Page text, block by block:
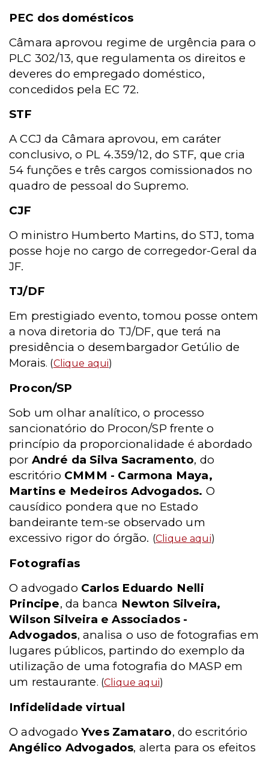
PEC dos domésticos
Câmara aprovou regime de urgência para o
PLC 302/13, que regulamenta os direitos e
deveres do empregado doméstico,
concedidos pela EC 72.
STF
A CCJ da Câmara aprovou, em caráter
conclusivo, o PL 4.359/12, do STF, que cria
54 funções e três cargos comissionados no
quadro de pessoal do Supremo.
CJF
O ministro Humberto Martins, do STJ, toma
posse hoje no cargo de corregedor-Geral da
JF.
TJ/DF
Em prestigiado evento, tomou posse ontem
a nova diretoria do TJ/DF, que terá na
presidência o desembargador Getúlio de
Morais. (Clique aqui)
Procon/SP
Sob um olhar analítico, o processo
sancionatório do Procon/SP frente o
princípio da proporcionalidade é abordado
por André da Silva Sacramento, do
escritório CMMM - Carmona Maya,
Martins e Medeiros Advogados. O
causídico pondera que no Estado
bandeirante tem-se observado um
excessivo rigor do órgão. (Clique aqui)
Fotografias
O advogado Carlos Eduardo Nelli
Principe, da banca Newton Silveira,
Wilson Silveira e Associados -
Advogados, analisa o uso de fotografias em
lugares públicos, partindo do exemplo da
utilização de uma fotografia do MASP em
um restaurante. (Clique aqui)
Infidelidade virtual
O advogadoYves Zamataro, do escritório
Angélico Advogados, alerta para os efeitos